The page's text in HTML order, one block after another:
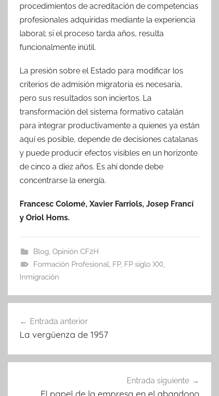
procedimientos de acreditación de competencias
profesionales adquiridas mediante la experiencia
laboral; si el proceso tarda años, resulta
funcionalmente inútil.
La presión sobre el Estado para modificar los
criterios de admisión migratoria es necesaria,
pero sus resultados son inciertos. La
transformación del sistema formativo catalán
para integrar productivamente a quienes ya están
aquí es posible, depende de decisiones catalanas
y puede producir efectos visibles en un horizonte
de cinco a diez años. Es ahí donde debe
concentrarse la energía.
Francesc Colomé, Xavier Farriols, Josep Francí
y Oriol Homs.
Blog, Opinión CF2H
Formación Profesional, FP, FP siglo XXI,
Inmigración
de
Entrada anterior
La vergüenza de 1957
Entrada siguiente
El papel de la empresa en el abandono